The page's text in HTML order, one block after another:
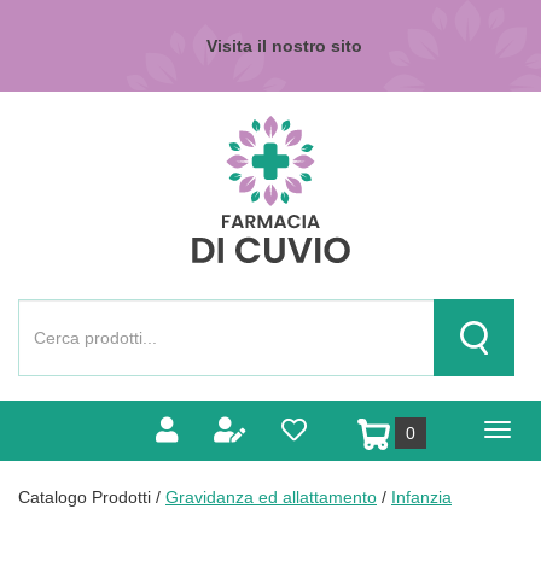
Visita il nostro sito
Prodotto
Cerca
0prodotti
inseriti
Catalogo Prodotti / Gravidanza ed allattamento / Infanzia